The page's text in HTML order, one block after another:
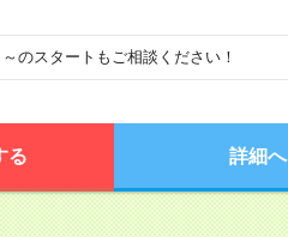
のスタートもご相談ください！
る 詳細へ